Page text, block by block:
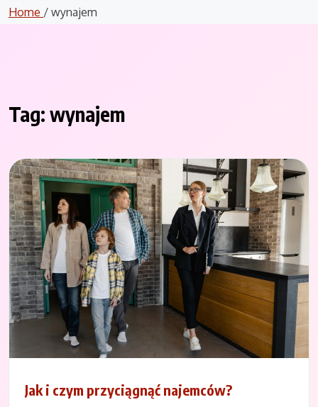
Home / wynajem
Tag: wynajem
Jak i czym przyciągnąć najemców?